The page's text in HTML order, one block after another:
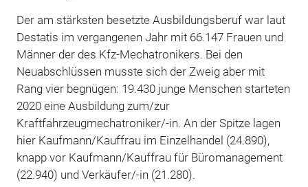
Der am stärksten besetzte Ausbildungsberuf war laut
Destatis im vergangenen Jahr mit 66.147 Frauen und
Männer der des Kfz-Mechatronikers. Bei den
Neuabschlüssen musste sich der Zweig aber mit
Rang vier begnügen: 19.430 junge Menschen starteten
2020 eine Ausbildung zum/zur
Kraftfahrzeugmechatroniker/-in. An der Spitze lagen
hier Kaufmann/Kauffrau im Einzelhandel (24.890),
knapp vor Kaufmann/Kauffrau für Büromanagement
(22.940) und Verkäufer/-in (21.280).